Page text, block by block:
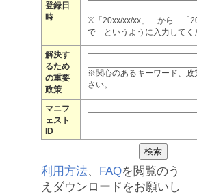
登録日
時
※「20xx/xx/xx」 から 「
で というように入力してく
解決す
るため
の重要
政策
※関心のあるキーワード、政
さい。
マニフ
ェスト
ID
利用方法、 FAQを閲覧のう
えダウンロードをお願いし